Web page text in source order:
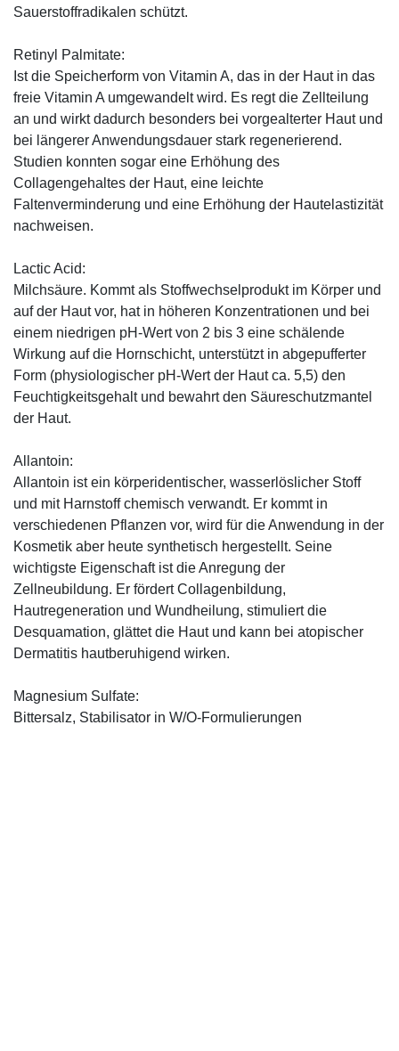
Sauerstoffradikalen schützt.
Retinyl Palmitate:
Ist die Speicherform von Vitamin A, das in der Haut in das
freie Vitamin A umgewandelt wird. Es regt die Zellteilung
an und wirkt dadurch besonders bei vorgealterter Haut und
bei längerer Anwendungsdauer stark regenerierend.
Studien konnten sogar eine Erhöhung des
Collagengehaltes der Haut, eine leichte
Faltenverminderung und eine Erhöhung der Hautelastizität
nachweisen.
Lactic Acid:
Milchsäure. Kommt als Stoffwechselprodukt im Körper und
auf der Haut vor, hat in höheren Konzentrationen und bei
einem niedrigen pH-Wert von 2 bis 3 eine schälende
Wirkung auf die Hornschicht, unterstützt in abgepufferter
Form (physiologischer pH-Wert der Haut ca. 5,5) den
Feuchtigkeitsgehalt und bewahrt den Säureschutzmantel
der Haut.
Allantoin:
Allantoin ist ein körperidentischer, wasserlöslicher Stoff
und mit Harnstoff chemisch verwandt. Er kommt in
verschiedenen Pflanzen vor, wird für die Anwendung in der
Kosmetik aber heute synthetisch hergestellt. Seine
wichtigste Eigenschaft ist die Anregung der
Zellneubildung. Er fördert Collagenbildung,
Hautregeneration und Wundheilung, stimuliert die
Desquamation, glättet die Haut und kann bei atopischer
Dermatitis hautberuhigend wirken.
Magnesium Sulfate:
Bittersalz, Stabilisator in W/O-Formulierungen